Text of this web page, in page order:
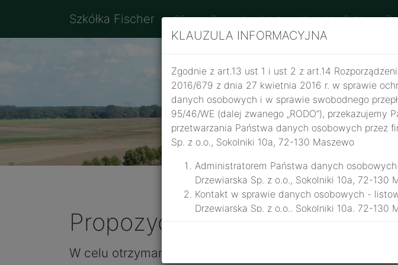
Szkółka Fischer Oferta Poradnik Katalog Kontakt Solitery
Propozycje roślin soliterowych
W celu otrzymania ostatecznej oferty
KLAUZULA INFORMACYJNA
Zgodnie z art.13 ust 1 i ust 2 z art.14
2016/679 z dnia 27 kwietnia 2016 r. w sprawie
danych osobowych i w sprawie swobodnego
95/46/WE (dalej zwanego „RODO”),
przetwarzania Państwa danych osobowych przez
Sp. z o.o., Sokolniki 10a, 72-130 Maszewo
Administratorem Państwa danych
Drzewiarska Sp. z o.o., Sokolniki 10a, 72-130
Kontakt w sprawie danych osobowych -
Drzewiarska Sp. z o.o., Sokolniki 10a, 72-130
przesyłania informacji i ofert handlowych
na podstawie art.6 ust 1 pkt b) ogólnego